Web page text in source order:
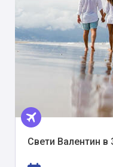
Свети Валентин в